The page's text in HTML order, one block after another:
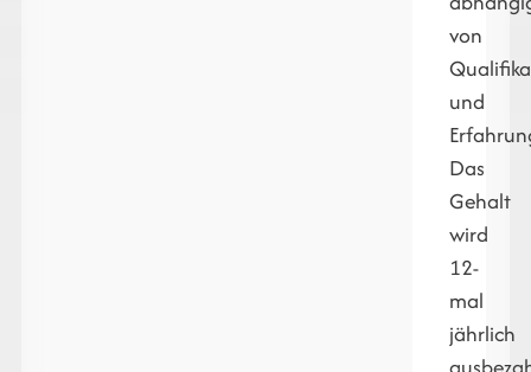
von
und
Das
Gehalt
wird
12-
mal
jährlich